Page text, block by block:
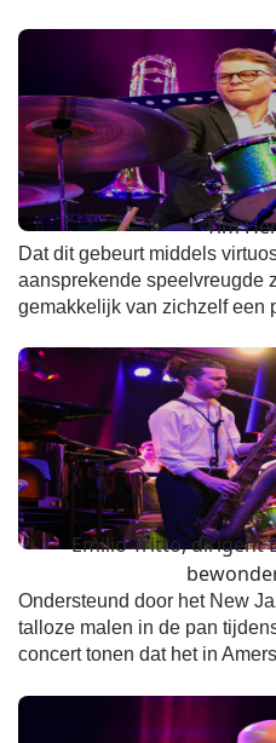
Tim
Dat dit gebeurt middels
aansprekende speelvreugde
gemakkelijk van zichzelf een
Emilio Tritto, dirigent
Ondersteund door het New
talloze malen in de pan
concert tonen dat het in